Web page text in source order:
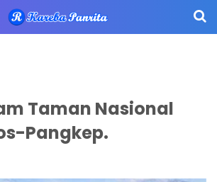
Taman Nasional
Pangkep.